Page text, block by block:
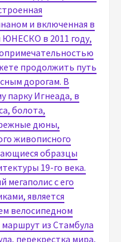
и включенная в
ЮНЕСКО в 2011 году,
продолжить путь
дорогам. В
парку Игнеада, в
болота,
дюны,
живописного
образцы
19-го века.
мегаполис с его
является
велосипедном
из Стамбула
перекрестка мира,